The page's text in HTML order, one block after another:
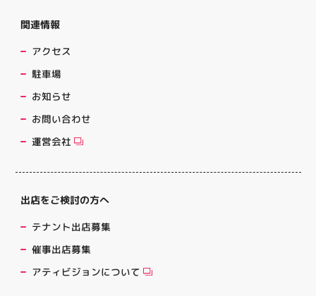
関連情報
アクセス
駐車場
お知らせ
お問い合わせ
運営会社
出店をご検討の方へ
テナント出店募集
催事出店募集
アティビジョンについて